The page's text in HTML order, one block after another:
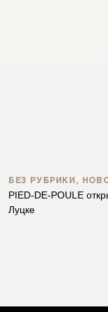
БЕЗ РУБРИКИ,
PIED-DE-POULE
Луцке